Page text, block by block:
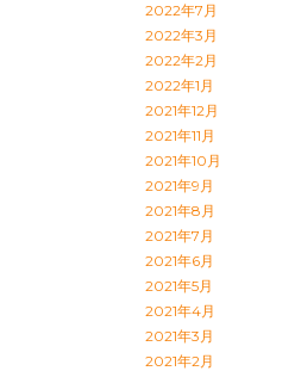
2022年7月
2022年3月
2022年2月
2022年1月
2021年12月
2021年11月
2021年10月
2021年9月
2021年8月
2021年7月
2021年6月
2021年5月
2021年4月
2021年3月
2021年2月